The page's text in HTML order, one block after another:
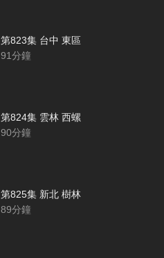
第823集 台中 東區
91分鐘
第824集 雲林 西螺
90分鐘
第825集 新北 樹林
89分鐘